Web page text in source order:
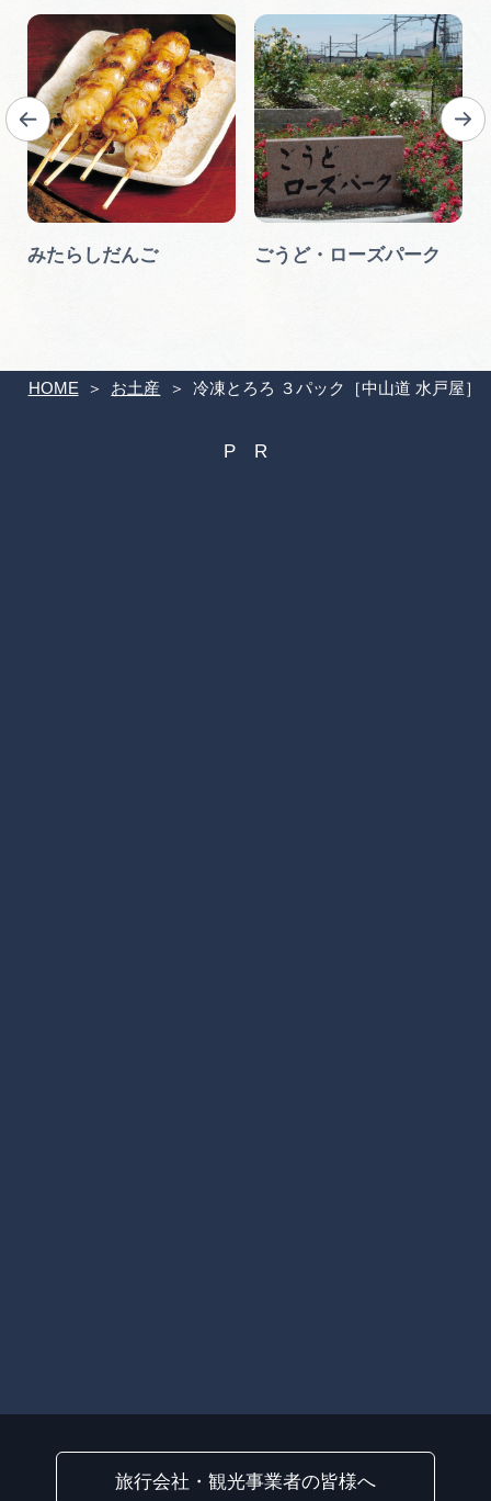
HOME お土産 冷凍とろろ ３パック［中山道 水戸屋
みたらしだんご ごうど・ローズパーク
旅行会社・観光事業者の皆様へ